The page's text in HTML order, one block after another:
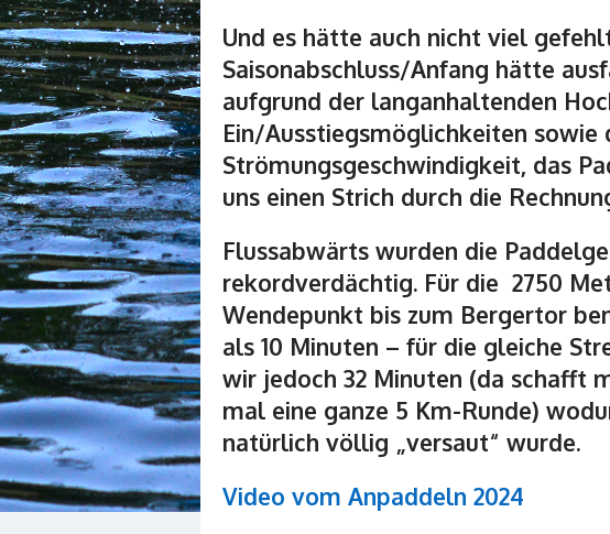
Und es hätte auch nicht viel
Saisonabschluss/Anfang hätte
aufgrund der langanhaltenden
Ein/Ausstiegsmöglichkeiten sowie
Strömungsgeschwindigkeit, das
uns einen Strich durch die
Flussabwärts wurden die
rekordverdächtig. Für die 2750
Wendepunkt bis zum Bergertor
als 10 Minuten – für die gleiche
wir jedoch 32 Minuten (da schafft
mal eine ganze 5 Km-Runde)
natürlich völlig „versaut“ wurde.
Video vom Anpaddeln 2024